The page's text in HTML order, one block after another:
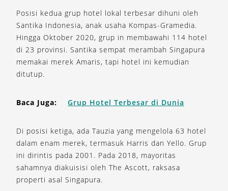
Posisi kedua grup hotel lokal terbesar dihuni oleh
Santika Indonesia, anak usaha Kompas-Gramedia.
Hingga Oktober 2020, grup in membawahi 114 hotel
di 23 provinsi. Santika sempat merambah Singapura
memakai merek Amaris, tapi hotel ini kemudian
ditutup.
Baca Juga: Grup Hotel Terbesar di Dunia
Di posisi ketiga, ada Tauzia yang mengelola 63 hotel
dalam enam merek, termasuk Harris dan Yello. Grup
ini dirintis pada 2001. Pada 2018, mayoritas
sahamnya diakuisisi oleh The Ascott, raksasa
properti asal Singapura.